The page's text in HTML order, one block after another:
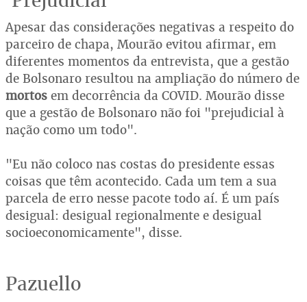
Apesar das considerações negativas a respeito do
parceiro de chapa, Mourão evitou afirmar, em
diferentes momentos da entrevista, que a gestão
de Bolsonaro resultou na ampliação do número de
mortos em decorrência da COVID. Mourão disse
que a gestão de Bolsonaro não foi "prejudicial à
nação como um todo".
"Eu não coloco nas costas do presidente essas
coisas que têm acontecido. Cada um tem a sua
parcela de erro nesse pacote todo aí. É um país
desigual: desigual regionalmente e desigual
socioeconomicamente", disse.
Pazuello